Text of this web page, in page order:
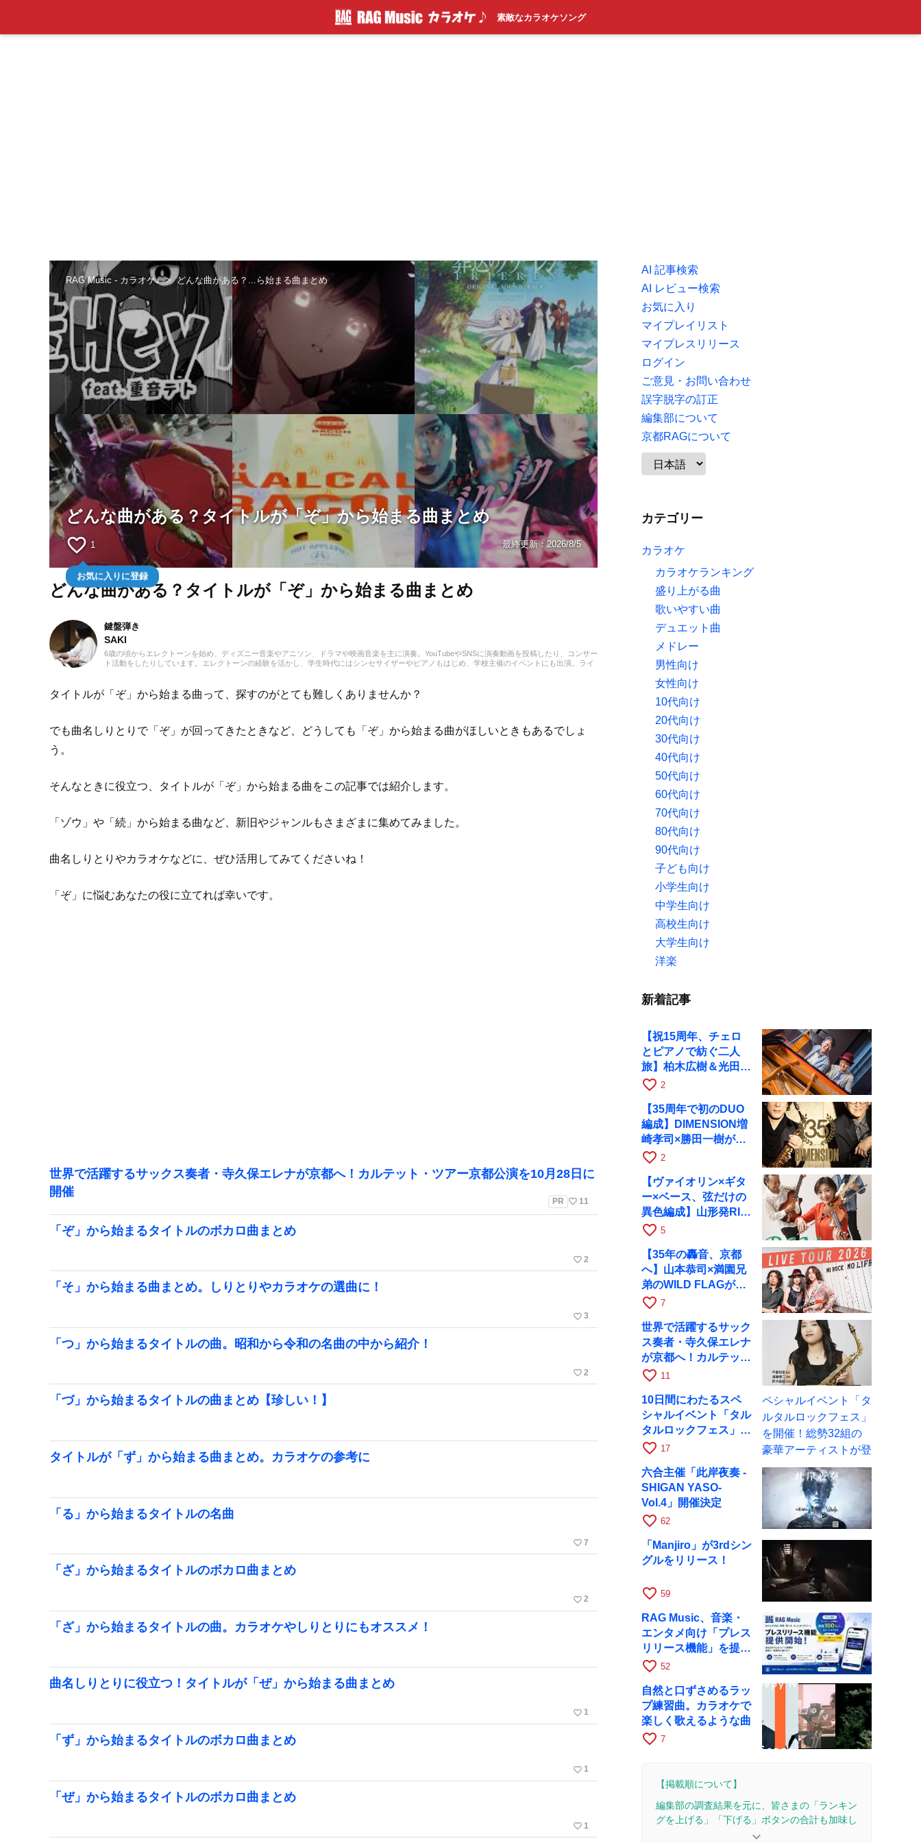
素敵なカラオケソング
RAG Music - カラオケ♪ どんな曲がある？...ら始まる曲まとめ
どんな曲がある？タイトルが「ぞ」から始まる曲まとめ
favorite_border 1
お気に入りに登録
最終更新：2026/8/5
どんな曲がある？タイトルが「ぞ」から始まる曲まとめ
鍵盤弾き
SAKI
6歳の頃からエレクトーンを始め、ディズニー音楽やアニソン、ドラマや映画音楽を主に演奏。YouTubeやSNSに演奏動画を投稿したり、コンサー
ト活動をしたりしています。エレクトーンの経験を活かし、学生時代にはシンセサイザーやピアノもはじめ、学校主催のイベントにも出演。ライ
タイトルが「ぞ」から始まる曲って、探すのがとても難しくありませんか？
でも曲名しりとりで「ぞ」が回ってきたときなど、どうしても「ぞ」から始まる曲がほしいときもあるでしょ
う。
そんなときに役立つ、タイトルが「ぞ」から始まる曲をこの記事では紹介します。
「ゾウ」や「続」から始まる曲など、新旧やジャンルもさまざまに集めてみました。
曲名しりとりやカラオケなどに、ぜひ活用してみてくださいね！
「ぞ」に悩むあなたの役に立てれば幸いです。
世界で活躍するサックス奏者・寺久保エレナが京都へ！カルテット・ツアー京都公演を10月28日に
開催
PR favorite_border 11
「ぞ」から始まるタイトルのボカロ曲まとめ
favorite_border 2
「そ」から始まる曲まとめ。しりとりやカラオケの選曲に！
favorite_border 3
「つ」から始まるタイトルの曲。昭和から令和の名曲の中から紹介！
favorite_border 2
「づ」から始まるタイトルの曲まとめ【珍しい！】
タイトルが「ず」から始まる曲まとめ。カラオケの参考に
「る」から始まるタイトルの名曲
favorite_border 7
「ざ」から始まるタイトルのボカロ曲まとめ
favorite_border 2
「ざ」から始まるタイトルの曲。カラオケやしりとりにもオススメ！
曲名しりとりに役立つ！タイトルが「ぜ」から始まる曲まとめ
favorite_border 1
「ず」から始まるタイトルのボカロ曲まとめ
favorite_border 1
「ぜ」から始まるタイトルのボカロ曲まとめ
favorite_border 1
AI 記事検索
AI レビュー検索
お気に入り
マイプレイリスト
マイプレスリリース
ログイン
ご意見・お問い合わせ
誤字脱字の訂正
編集部について
京都RAGについて
カテゴリー
カラオケ
カラオケランキング
盛り上がる曲
歌いやすい曲
デュエット曲
メドレー
男性向け
女性向け
10代向け
20代向け
30代向け
40代向け
50代向け
60代向け
70代向け
80代向け
90代向け
子ども向け
小学生向け
中学生向け
高校生向け
大学生向け
洋楽
新着記事
【祝15周年、チェロ
とピアノで紡ぐ二人
旅】柏木広樹＆光田健
一が11月12日に京都
favorite_border 2
【35周年で初のDUO
編成】DIMENSION増
崎孝司×勝田一樹が10
月11日に京都RAGへ
favorite_border 2
【ヴァイオリン×ギタ
ー×ベース、弦だけの
異色編成】山形発RIM
が初全国ツアーで8月
favorite_border 5
【35年の轟音、京都
へ】山本恭司×満園兄
弟のWILD FLAGが8
月6日にRAGでライブ
favorite_border 7
世界で活躍するサック
ス奏者・寺久保エレナ
が京都へ！カルテッ
ト・ツアー京都公演を
favorite_border 11
10日間にわたるスペ
シャルイベント「タル
タルロックフェス」を
開催！総勢32組の豪
favorite_border 17
六合主催「此岸夜奏 -
SHIGAN YASO-
Vol.4」開催決定
favorite_border 62
「Manjiro」が3rdシン
グルをリリース！
favorite_border 59
RAG Music、音楽・
エンタメ向け「プレス
リリース機能」を提供
開始
favorite_border 52
自然と口ずさめるラッ
プ練習曲。カラオケで
楽しく歌えるような曲
favorite_border 7
【掲載順について】
編集部の調査結果を元に、皆さまの「ランキン
グを上げる」「下げる」ボタンの合計も加味し
keyboard_arrow_down